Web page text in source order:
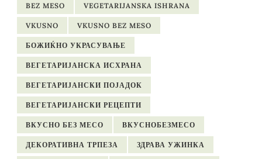
BEZ MESO VEGETARIJANSKA ISHRANA
VKUSNO VKUSNO BEZ MESO
БОЖИЌНО УКРАСУВАЊЕ
ВЕГЕТАРИЈАНСКА ИСХРАНА
ВЕГЕТАРИЈАНСКИ ПОЈАДОК
ВЕГЕТАРИЈАНСКИ РЕЦЕПТИ
ВКУСНО БЕЗ МЕСО ВКУСНОБЕЗМЕСО
ДЕКОРАТИВНА ТРПЕЗА ЗДРАВА УЖИНКА